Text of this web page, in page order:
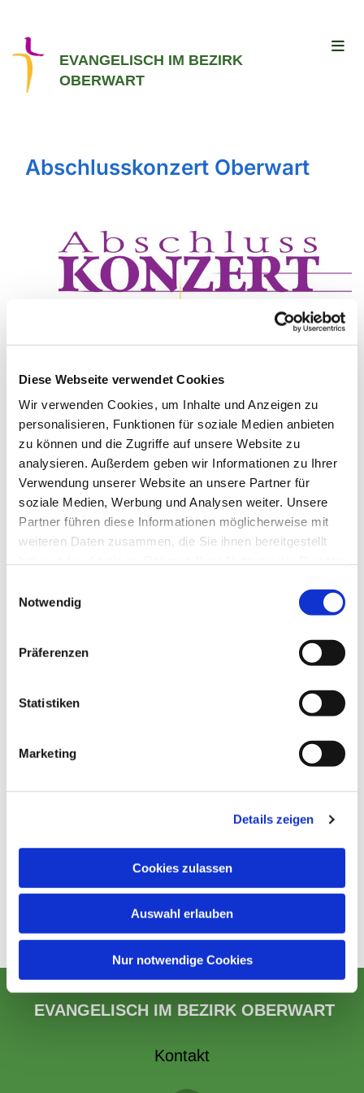
Diese Webseite verwendet Cookies
Wir verwenden Cookies, um Inhalte und Anzeigen zu
personalisieren, Funktionen für soziale Medien anbieten
zu können und die Zugriffe auf unsere Website zu
analysieren. Außerdem geben wir Informationen zu Ihrer
Verwendung unserer Website an unsere Partner für
soziale Medien, Werbung und Analysen weiter. Unsere
Partner führen diese Informationen möglicherweise mit
weiteren Daten zusammen, die Sie ihnen bereitgestellt
Notwendig
Präferenzen
Statistiken
Marketing
Details zeigen
Cookies zulassen
Auswahl erlauben
Nur notwendige Cookies
EVANGELISCH IM BEZIRK
OBERWART
Abschlusskonzert Oberwart
© Archiv Pinkafeld
Samstag, 18. Juli 2026, 19:00 Uhr
Evang. Pfarrgemeinde Oberwart,
EVANGELISCH IM BEZIRK OBERWART
Kontakt